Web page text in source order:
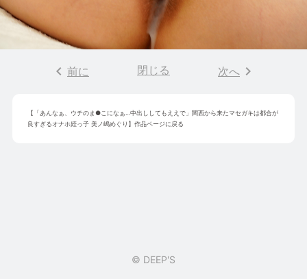
keyboard_arrow_left 前に 閉じる 次へ keyboard_arrow_right
【 「あんなぁ、ウチのま●こになぁ…中出ししてもええで」関西から来たマセガキは都合が
良すぎるオナホ姪っ子 美ノ嶋めぐり 】作品ページに戻る
© DEEP'S